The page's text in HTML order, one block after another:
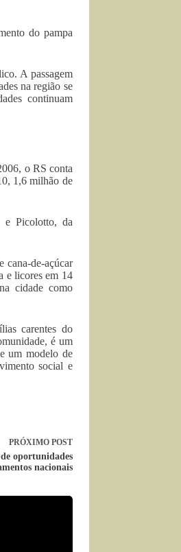
do pampa
A passagem
na região se
continuam
o RS conta
1,6 milhão de
e Picolotto, da
cana-de-açúcar
e licores em 14
cidade como
carentes do
é um
um modelo de
social e
PRÓXIMO POST
oportunidades
nacionais